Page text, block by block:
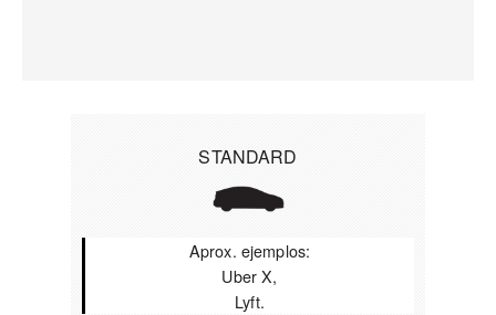
STANDARD
Aprox. ejemplos:
Uber X,
Lyft.